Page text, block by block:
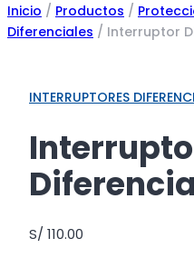
Inicio / Productos /
Diferenciales / Interruptor
INTERRUPTORES
S/ 110.00